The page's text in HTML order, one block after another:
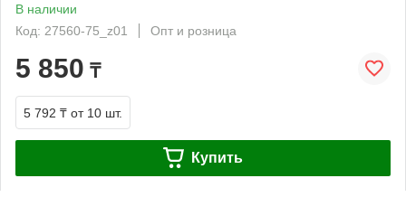
В наличии
Код: 27560-75_z01
Опт и розница
5 850 ₸
5 792 ₸ от 10 шт.
Купить